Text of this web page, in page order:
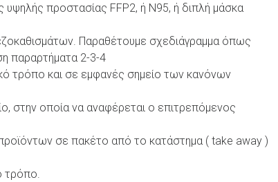
υψηλής προστασίας FFP2, ή Ν95, ή διπλή μάσκα
Παραθέτουμε σχεδιάγραμμα όπως
παραρτήματα 2-3-4
τρόπο και σε εμφανές σημείο των κανόνων
στην οποία να αναφέρεται ο επιτρεπόμενος
σε πακέτο από το κατάστημα ( take away )
τρόπο.